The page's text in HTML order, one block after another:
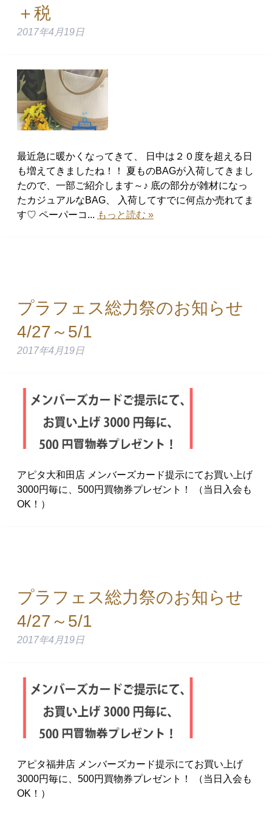
＋税
2017年4月19日
最近急に暖かくなってきて、 日中は２０度を超える日
も増えてきましたね！！ 夏ものBAGが入荷してきまし
たので、一部ご紹介します～♪ 底の部分が雑材になっ
たカジュアルなBAG、 入荷してすでに何点か売れてま
す♡ ペーパーコ... もっと読む »
プラフェス総力祭のお知らせ
4/27～5/1
2017年4月19日
アピタ大和田店 メンバーズカード提示にてお買い上げ
3000円毎に、500円買物券プレゼント！ （当日入会も
OK！）
プラフェス総力祭のお知らせ
4/27～5/1
2017年4月19日
アピタ福井店 メンバーズカード提示にてお買い上げ
3000円毎に、500円買物券プレゼント！ （当日入会も
OK！）